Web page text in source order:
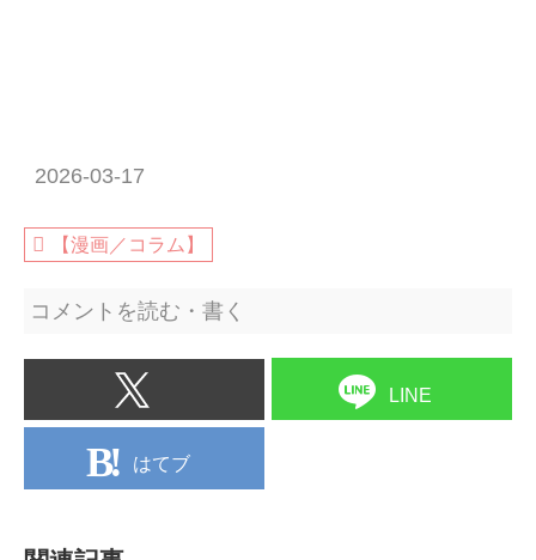
2026-03-17
【漫画／コラム】
コメントを読む・書く
LINE
はてブ